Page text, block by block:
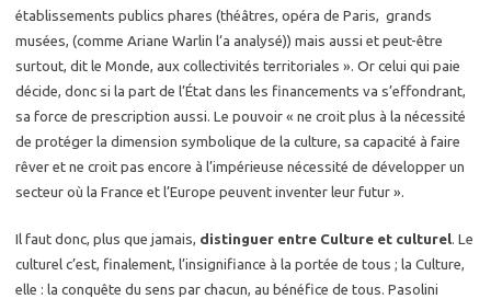
établissements publics phares (théâtres, opéra de Paris, grands
musées, (comme Ariane Warlin l‘a analysé)) mais aussi et peut-être
surtout, dit le Monde, aux collectivités territoriales ». Or celui qui paie
décide, donc si la part de l’État dans les financements va s’effondrant,
sa force de prescription aussi. Le pouvoir « ne croit plus à la nécessité
de protéger la dimension symbolique de la culture, sa capacité à faire
rêver et ne croit pas encore à l’impérieuse nécessité de développer un
secteur où la France et l’Europe peuvent inventer leur futur ».
Il faut donc, plus que jamais, distinguer entre Culture et culturel. Le
culturel c’est, finalement, l’insignifiance à la portée de tous ; la Culture,
elle : la conquête du sens par chacun, au bénéfice de tous. Pasolini